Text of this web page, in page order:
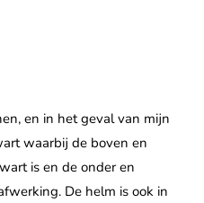
en in het geval van mijn
waarbij de boven en
is en de onder en
De helm is ook in